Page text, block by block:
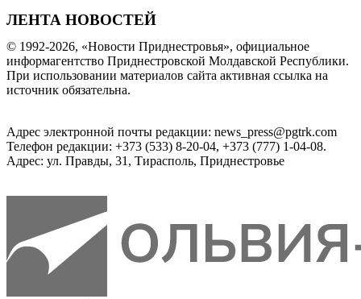
ЛЕНТА НОВОСТЕЙ
© 1992-2026, «Новости Приднестровья», официальное
информагентство Приднестровской Молдавской Республики.
При использовании материалов сайта активная ссылка на
источник обязательна.
Адрес электронной почты редакции: news_press@pgtrk.com
Телефон редакции: +373 (533) 8-20-04, +373 (777) 1-04-08.
Адрес: ул. Правды, 31, Тирасполь, Приднестровье